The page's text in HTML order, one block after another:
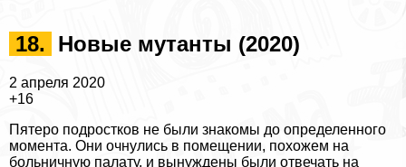
18. Новые мутанты (2020)
2 апреля 2020
+16
Пятеро подростков не были знакомы до определенного
момента. Они очнулись в помещении, похожем на
больничную палату, и вынуждены были отвечать на